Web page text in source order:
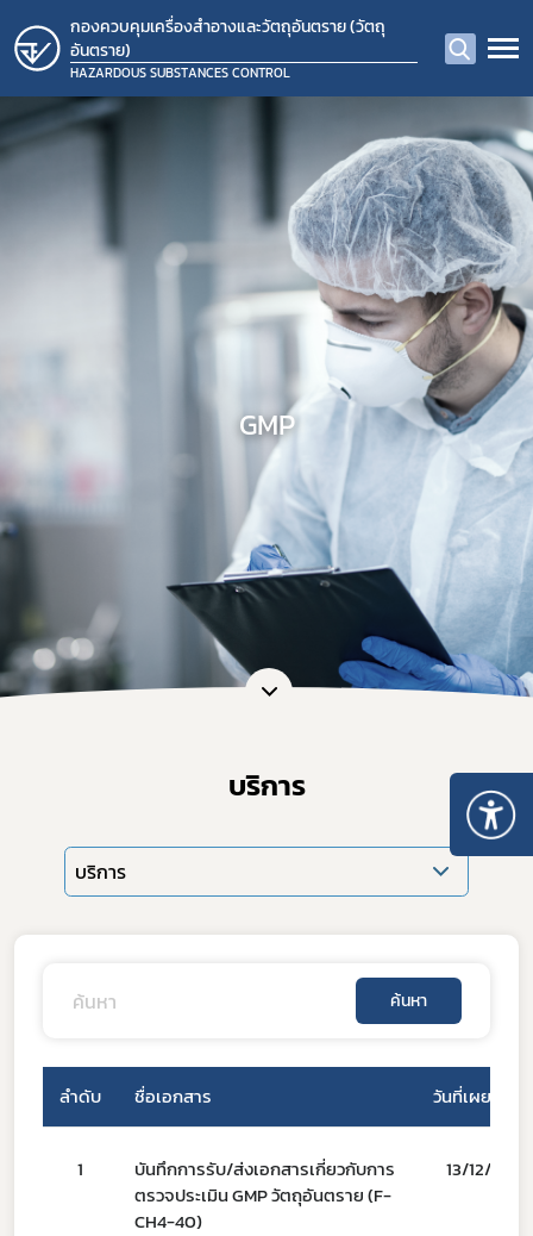
กองควบคุมเครื่องสำอางและวัตถุอันตราย (วัตถุ
อันตราย)
HAZARDOUS SUBSTANCES CONTROL
GMP
บริการ
บริการ
ค้นหา
ลำดับ ชื่อเอกสาร วันที่เผยแพร่
1
บันทึกการรับ/ส่งเอกสารเกี่ยวกับการ
ตรวจประเมิน GMP วัตถุอันตราย (F-
CH4-40)
13/12/67